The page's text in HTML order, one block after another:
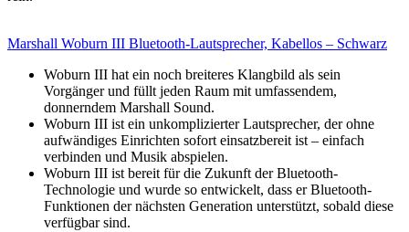
Marshall Woburn III Bluetooth-Lautsprecher, Kabellos – Schwarz
Woburn III hat ein noch breiteres Klangbild als sein
Vorgänger und füllt jeden Raum mit umfassendem,
donnerndem Marshall Sound.
Woburn III ist ein unkomplizierter Lautsprecher, der ohne
aufwändiges Einrichten sofort einsatzbereit ist – einfach
verbinden und Musik abspielen.
Woburn III ist bereit für die Zukunft der Bluetooth-
Technologie und wurde so entwickelt, dass er Bluetooth-
Funktionen der nächsten Generation unterstützt, sobald diese
verfügbar sind.